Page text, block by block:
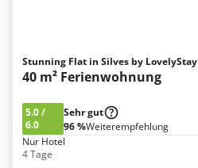
Stunning Flat in Silves by LovelyStay
40 m² Ferienwohnung
5.0/
6.0
Sehr gut
96 %Weiterempfehlung
Nur Hotel
4 Tage